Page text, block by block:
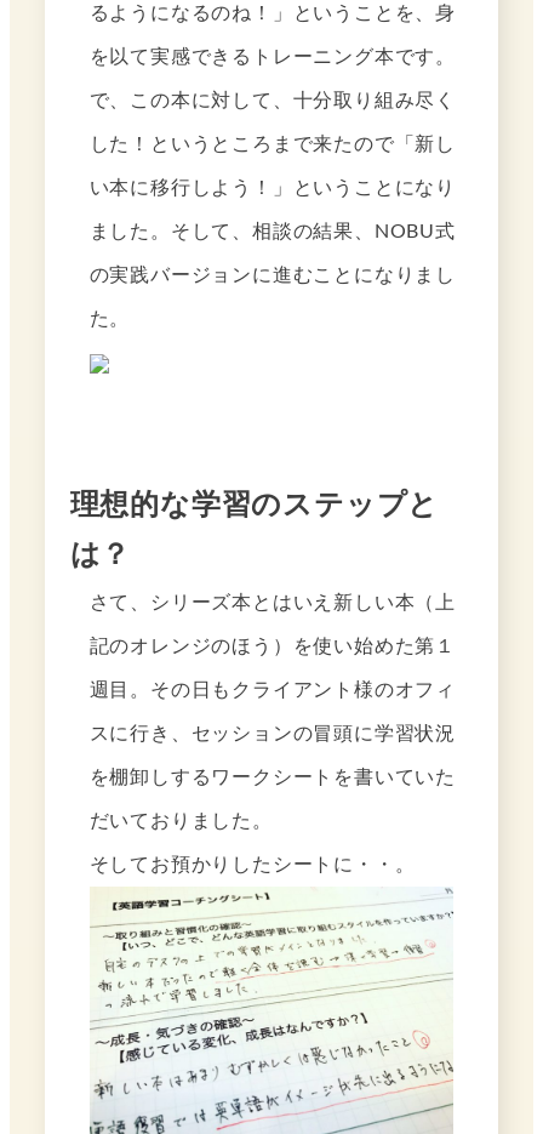
るようになるのね！」ということを、身
を以て実感できるトレーニング本です。
で、この本に対して、十分取り組み尽く
した！というところまで来たので「新し
い本に移行しよう！」ということになり
ました。そして、相談の結果、NOBU式
の実践バージョンに進むことになりまし
た。
理想的な学習のステップと
は？
さて、シリーズ本とはいえ新しい本（上
記のオレンジのほう）を使い始めた第１
週目。その日もクライアント様のオフィ
スに行き、セッションの冒頭に学習状況
を棚卸しするワークシートを書いていた
だいておりました。
そしてお預かりしたシートに・・。